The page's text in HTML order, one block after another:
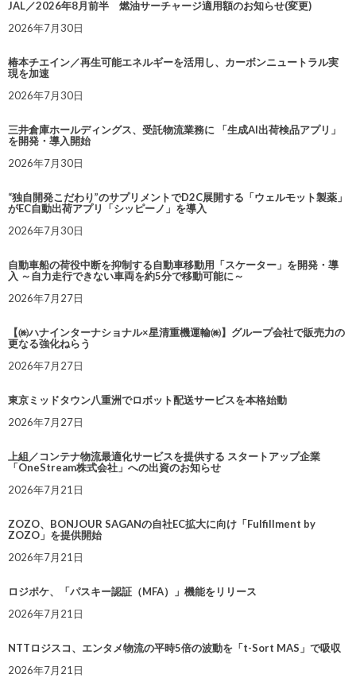
JAL／2026年8月前半 燃油サーチャージ適用額のお知らせ(変更)
2026年7月30日
椿本チエイン／再生可能エネルギーを活用し、カーボンニュートラル実
現を加速
2026年7月30日
三井倉庫ホールディングス、受託物流業務に 「生成AI出荷検品アプリ」
を開発・導入開始
2026年7月30日
“独自開発こだわり”のサプリメントでD2C展開する「ウェルモット製薬」
がEC自動出荷アプリ「シッピーノ」を導入
2026年7月30日
自動車船の荷役中断を抑制する自動車移動用「スケーター」を開発・導
入 ～自力走行できない車両を約5分で移動可能に～
2026年7月27日
【㈱ハナインターナショナル×星清重機運輸㈱】グループ会社で販売力の
更なる強化ねらう
2026年7月27日
東京ミッドタウン八重洲でロボット配送サービスを本格始動
2026年7月27日
上組／コンテナ物流最適化サービスを提供する スタートアップ企業
「OneStream株式会社」への出資のお知らせ
2026年7月21日
ZOZO、BONJOUR SAGANの自社EC拡大に向け「Fulfillment by
ZOZO」を提供開始
2026年7月21日
ロジポケ、「パスキー認証（MFA）」機能をリリース
2026年7月21日
NTTロジスコ、エンタメ物流の平時5倍の波動を「t-Sort MAS」で吸収
2026年7月21日